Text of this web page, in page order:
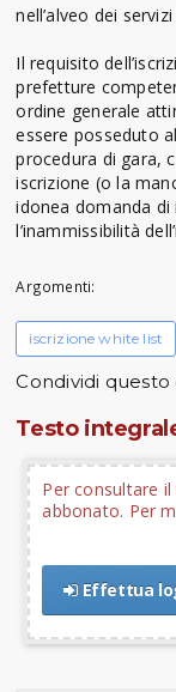
nell’alveo dei
Il requisito
prefetture
ordine generale
essere posseduto
procedura di gara,
iscrizione (o la
idonea domanda
l’inammissibilità
Argomenti:
iscrizione white list
Condividi
Testo
Per consultare
abbonato. Per
Effettua